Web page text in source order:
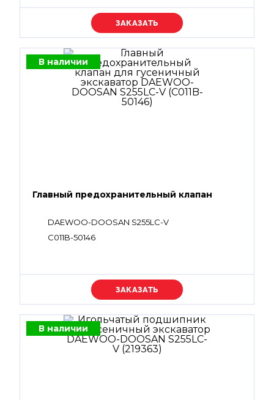
Уточняйте цену
В наличии
Главный предохранительный клапан
DAEWOO-DOOSAN S255LC-V
C011B-50146
Уточняйте цену
В наличии